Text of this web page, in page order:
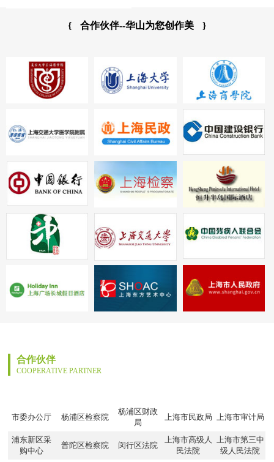
{ 合作伙伴--华山为您创作美 }
合作伙伴
COOPERATIVE PARTNER
市委办公厅 杨浦区检察院
杨浦区财政
局
上海市民政局 上海市审计局
浦东新区采
购中心
普陀区检察院 闵行区法院
上海市高级人
民法院
上海市第三中
级人民法院